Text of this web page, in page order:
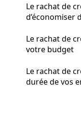
Le rachat de
d’économiser
Le rachat de
votre budget
Le rachat de
durée de vos